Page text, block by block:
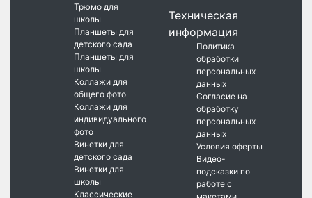
Трюмо для
школы
Планшеты для
детского сада
Планшеты для
школы
Коллажи для
общего фото
Коллажи для
индивидуального
фото
Винетки для
детского сада
Винетки для
школы
Классические
Техническая
информация
Политика
обработки
персональных
данных
Согласие на
обработку
персональных
данных
Условия оферты
Видео-
подсказки по
работе с
макетами